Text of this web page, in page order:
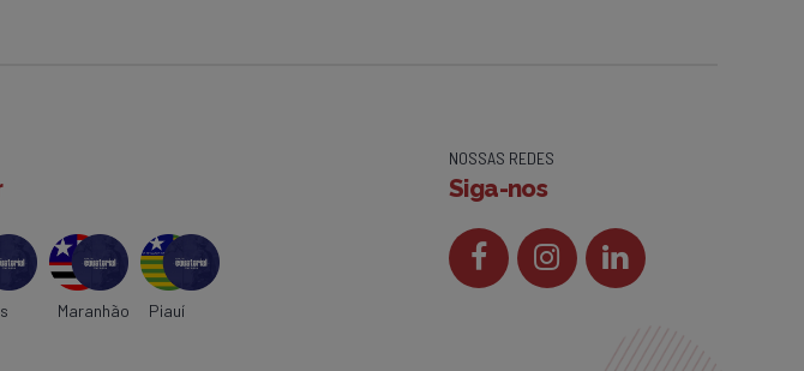
Maranhão Piauí
NOSSAS REDES
Siga-nos